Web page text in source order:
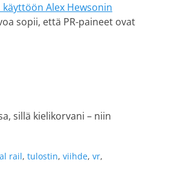
Alex Hewsonin
sopii, että PR-paineet ovat
sillä kielikorvani – niin
rail, tulostin, viihde, vr,